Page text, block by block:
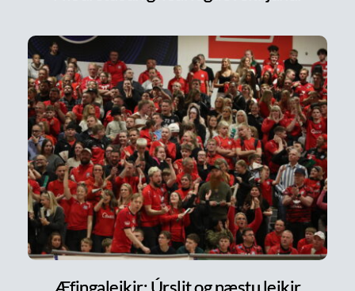
Æfingaleikir: Úrslit og næstu leikir